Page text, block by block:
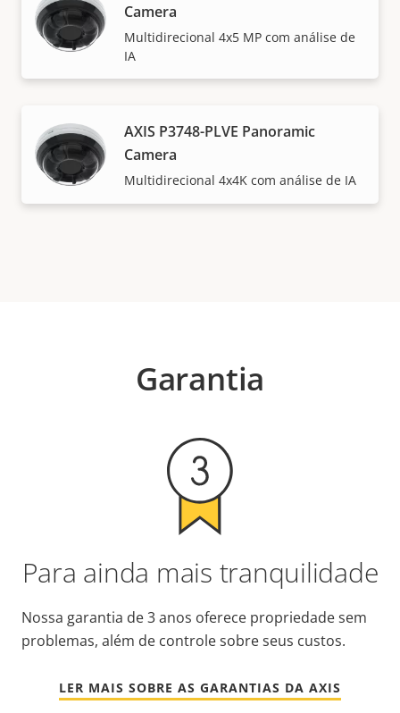
Camera
Multidirecional 4x5 MP com análise de
IA
AXIS P3748-PLVE Panoramic
Camera
Multidirecional 4x4K com análise de IA
Garantia
Para ainda mais tranquilidade
Nossa garantia de 3 anos oferece propriedade sem
problemas, além de controle sobre seus custos.
LER MAIS SOBRE AS GARANTIAS DA AXIS